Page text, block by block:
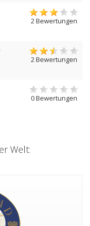
2 Bewertungen
2 Bewertungen
0 Bewertungen
Welt: